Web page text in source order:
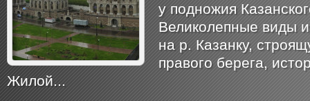
у подножия
Великолепные виды
на р. Казанку,
правого берега,
Жилой...